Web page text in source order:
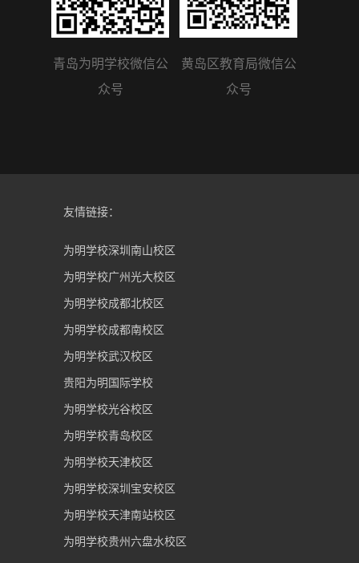
青岛为明学校微信公
众号
黄岛区教育局微信公
众号
友情链接：
为明学校深圳南山校区
为明学校广州光大校区
为明学校成都北校区
为明学校成都南校区
为明学校武汉校区
贵阳为明国际学校
为明学校光谷校区
为明学校青岛校区
为明学校天津校区
为明学校深圳宝安校区
为明学校天津南站校区
为明学校贵州六盘水校区